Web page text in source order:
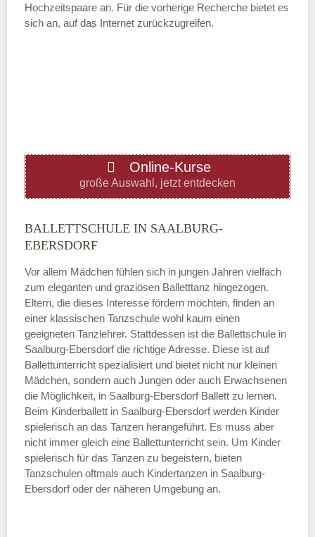
ÖFFNUNGSZEITEN HINZUFÜGEN
Donnerstag
—
Freitag
—
ÖFFNUNGSZEITEN HINZUFÜGEN
Samstag
—
Hochzeitspaare an. Für die vorherige Recherche bietet es
sich an, auf das Internet zurückzugreifen.
Online-Kurse
große Auswahl, jetzt entdecken
BALLETTSCHULE IN SAALBURG-
EBERSDORF
Vor allem Mädchen fühlen sich in jungen Jahren vielfach
zum eleganten und graziösen Balletttanz hingezogen.
Eltern, die dieses Interesse fördern möchten, finden an
einer klassischen Tanzschule wohl kaum einen
geeigneten Tanzlehrer. Stattdessen ist die Ballettschule in
Saalburg-Ebersdorf die richtige Adresse. Diese ist auf
Ballettunterricht spezialisiert und bietet nicht nur kleinen
Mädchen, sondern auch Jungen oder auch Erwachsenen
die Möglichkeit, in Saalburg-Ebersdorf Ballett zu lernen.
Beim Kinderballett in Saalburg-Ebersdorf werden Kinder
spielerisch an das Tanzen herangeführt. Es muss aber
nicht immer gleich eine Ballettunterricht sein. Um Kinder
spielerisch für das Tanzen zu begeistern, bieten
Tanzschulen oftmals auch Kindertanzen in Saalburg-
Ebersdorf oder der näheren Umgebung an.